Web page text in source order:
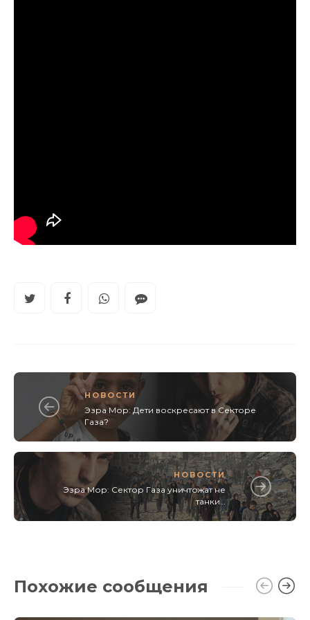
НОВОСТИ
Эзра Мор: Дети воскресают в Секторе
Газа?
НОВОСТИ
Эзра Мор: Сектор Газа уничтожат не
танки…
Похожие сообщения